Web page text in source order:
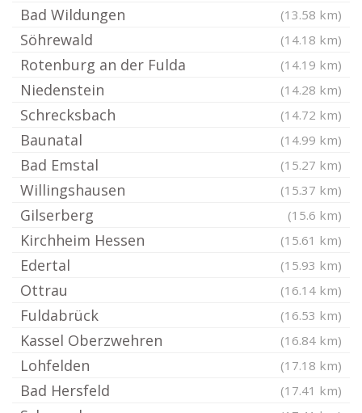
Bad Wildungen (13.58 km)
Söhrewald (14.18 km)
Rotenburg an der Fulda (14.19 km)
Niedenstein (14.28 km)
Schrecksbach (14.72 km)
Baunatal (14.99 km)
Bad Emstal (15.27 km)
Willingshausen (15.37 km)
Gilserberg (15.6 km)
Kirchheim Hessen (15.61 km)
Edertal (15.93 km)
Ottrau (16.14 km)
Fuldabrück (16.53 km)
Kassel Oberzwehren (16.84 km)
Lohfelden (17.18 km)
Bad Hersfeld (17.41 km)